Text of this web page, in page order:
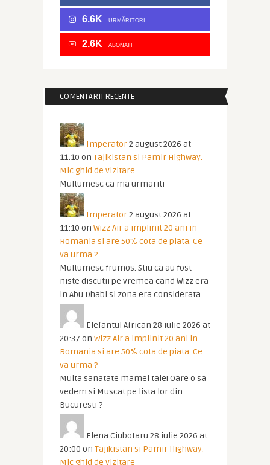
6.6K URMĂRITORI
2.6K ABONATI
COMENTARII RECENTE
Imperator2 august 2026 at
11:10 on Tajikistan si Pamir Highway.
Mic ghid de vizitare
Multumesc ca ma urmariti
Imperator2 august 2026 at
11:10 on Wizz Air a implinit 20 ani in
Romania si are 50% cota de piata. Ce
va urma ?
Multumesc frumos. Stiu ca au fost
niste discutii pe vremea cand Wizz era
in Abu Dhabi si zona era considerata
Elefantul African 28 iulie 2026 at
20:37 on Wizz Air a implinit 20 ani in
Romania si are 50% cota de piata. Ce
va urma ?
Multa sanatate mamei tale! Oare o sa
vedem si Muscat pe lista lor din
Bucuresti ?
Elena Ciubotaru 28 iulie 2026 at
20:00 on Tajikistan si Pamir Highway.
Mic ghid de vizitare